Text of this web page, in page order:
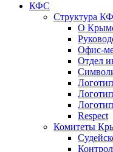
КФС
Структура
О
Офис-
Отдел
Respect
Комитеты